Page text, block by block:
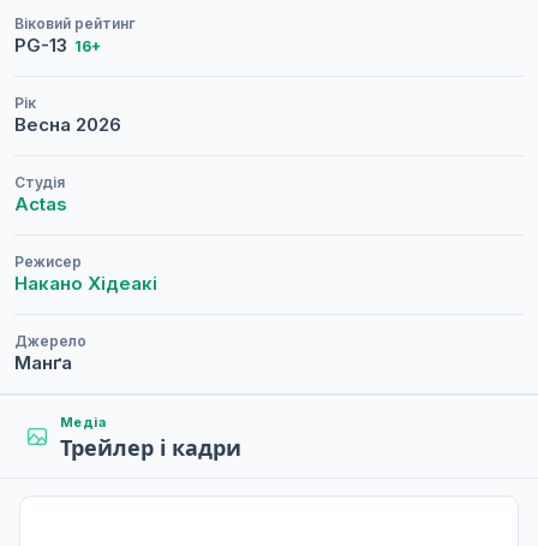
Віковий рейтинг
PG-13 16+
Рік
Весна 2026
Студія
Actas
Режисер
Накано Хідеакі
Джерело
Манґа
Медіа
Трейлер і кадри